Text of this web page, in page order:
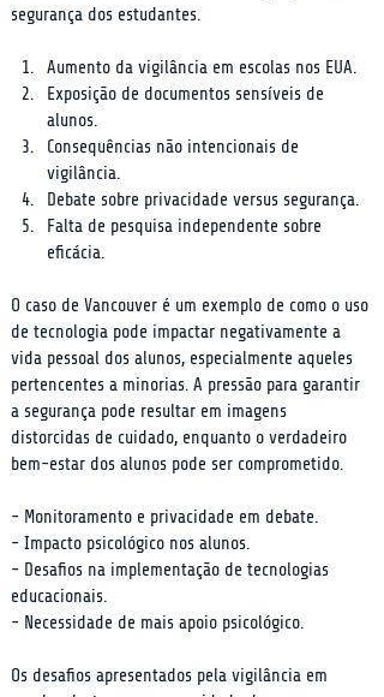
segurança dos estudantes.
Aumento da vigilância em escolas nos EUA.
Exposição de documentos sensíveis de
alunos.
Consequências não intencionais de
vigilância.
Debate sobre privacidade versus segurança.
Falta de pesquisa independente sobre
eficácia.
O caso de Vancouver é um exemplo de como o uso
de tecnologia pode impactar negativamente a
vida pessoal dos alunos, especialmente aqueles
pertencentes a minorias. A pressão para garantir
a segurança pode resultar em imagens
distorcidas de cuidado, enquanto o verdadeiro
bem-estar dos alunos pode ser comprometido.
- Monitoramento e privacidade em debate.
- Impacto psicológico nos alunos.
- Desafios na implementação de tecnologias
educacionais.
- Necessidade de mais apoio psicológico.
Os desafios apresentados pela vigilância em